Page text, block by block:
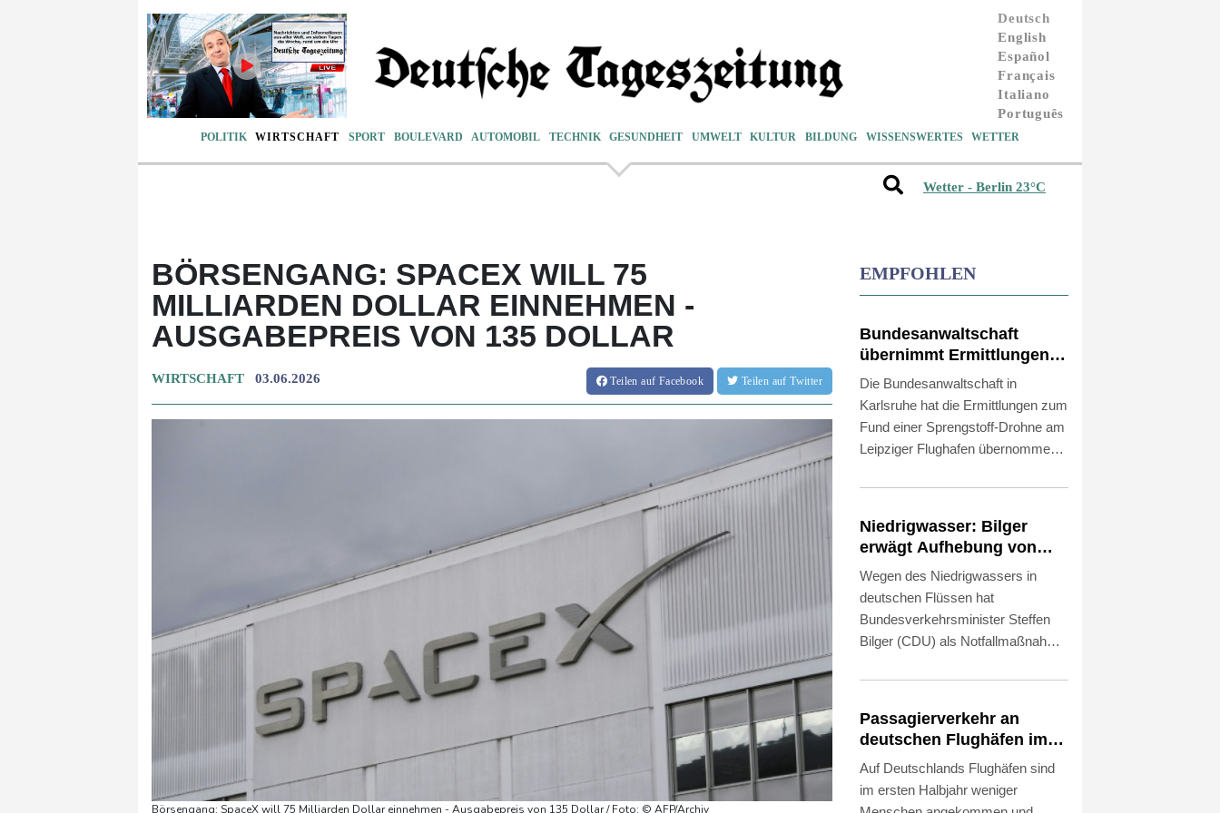
Deutsch
English
Español
Français
Italiano
Português
POLITIK WIRTSCHAFT SPORT BOULEVARD AUTOMOBIL TECHNIK GESUNDHEIT UMWELT KULTUR BILDUNG WISSENSWERTES WETTER
Wetter - Berlin 23°C
BÖRSENGANG: SPACEX WILL 75
MILLIARDEN DOLLAR EINNEHMEN -
AUSGABEPREIS VON 135 DOLLAR
WIRTSCHAFT 03.06.2026 Teilenauf Facebook Teilen auf Twitter
Börsengang: SpaceX will 75 Milliarden Dollar einnehmen - Ausgabepreis von 135 Dollar / Foto: © AFP/Archiv
EMPFOHLEN
Bundesanwaltschaft
übernimmt Ermittlungen
zu Sprengstoff-Drohne in
Leipzig
Die Bundesanwaltschaft in
Karlsruhe hat die Ermittlungen zum
Fund einer Sprengstoff-Drohne am
Leipziger Flughafen übernommen.
versuchten Herbeiführens einer
gefährlichen Eingriffs in den
Luftverkehr, erklärte die
Bundesanwaltschaft am
Donnerstagabend. Die Behörde
habe die Ermittlungen "wegen der
besonderen Bedeutung des Falles"
Niedrigwasser: Bilger
erwägt Aufhebung von
Sonn- und
Feiertagsfahrverbot für
Wegen des Niedrigwassers in
deutschen Flüssen hat
Bundesverkehrsminister Steffen
Bilger (CDU) als Notfallmaßnahme
des Sonn- und
Lastwagen ins Spiel gebracht. "Ich
könnte mir beispielsweise
vorstellen, dass wir Sonn- und
Feiertagsfahrverbote für Lkw
Passagierverkehr an
deutschen Flughäfen im
ersten Halbjahr gesunken
Auf Deutschlands Flughäfen sind
im ersten Halbjahr weniger